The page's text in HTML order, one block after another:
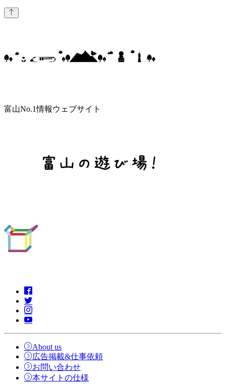
富山No.1情報ウェブサイト
About us
広告掲載&仕事依頼
お問い合わせ
本サイトの仕様